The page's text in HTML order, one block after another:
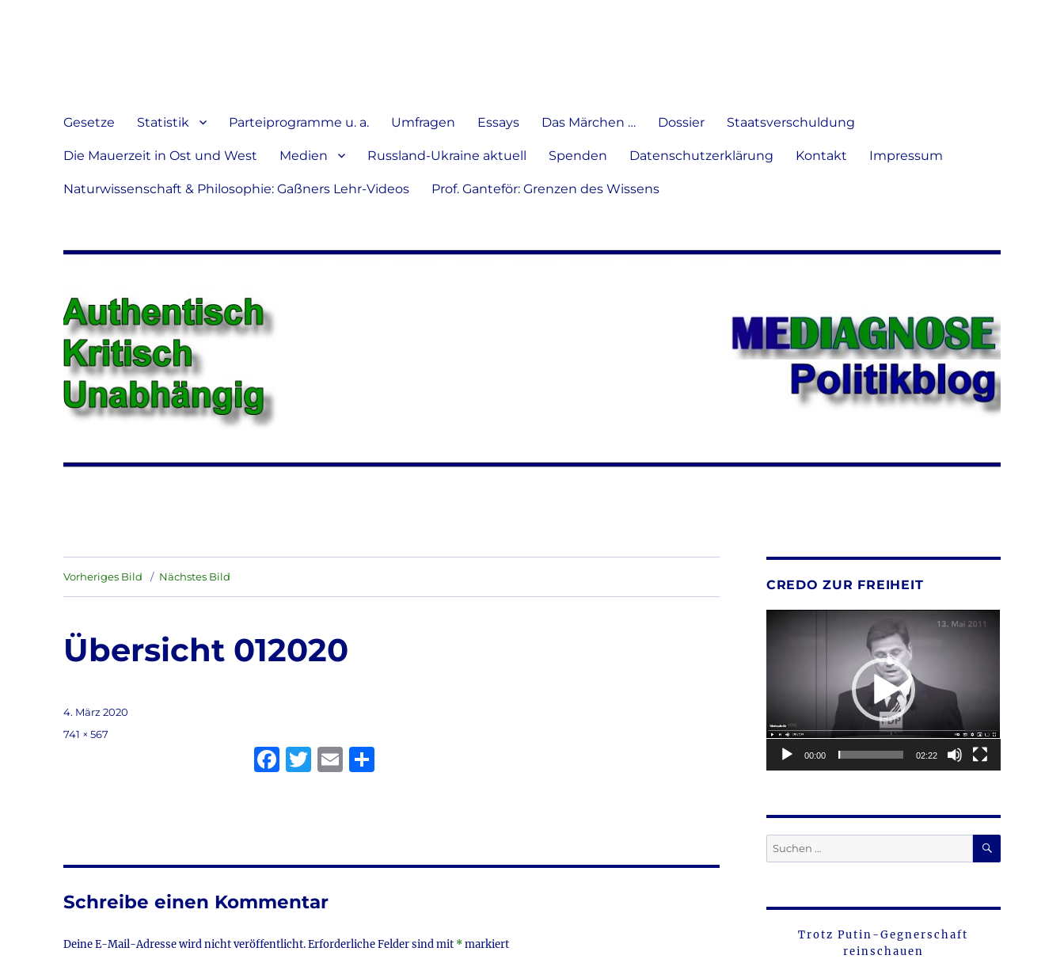
verbreiten
Gesetze Statistik Parteiprogramme u. a. Umfragen Essays Das Märchen … Dossier Staatsverschuldung
Die Mauerzeit in Ost und West Medien Russland-Ukraine aktuell Spenden Datenschutzerklärung Kontakt Impressum
Naturwissenschaft & Philosophie: Gaßners Lehr-Videos Prof. Ganteför: Grenzen des Wissens
Vorheriges Bild Nächstes Bild
Übersicht 012020
F
b
o
k
T
r
E T
Veröffentlicht
am
4. März 2020
Volle
741 × 567
Schreibe einen Kommentar
Deine E-Mail-Adresse wird nicht veröffentlicht.Erforderliche Felder sind mit *markiert
CREDO ZUR FREIHEIT
00:00 02:22
Suche
nach:
SUCHEN
Trotz Putin-Gegnerschaft
reinschauen